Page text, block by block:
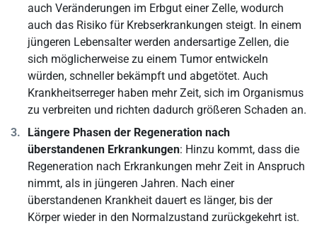
auch Veränderungen im Erbgut einer Zelle, wodurch
auch das Risiko für Krebserkrankungen steigt. In einem
jüngeren Lebensalter werden andersartige Zellen, die
sich möglicherweise zu einem Tumor entwickeln
würden, schneller bekämpft und abgetötet. Auch
Krankheitserreger haben mehr Zeit, sich im Organismus
zu verbreiten und richten dadurch größeren Schaden an.
Längere Phasen der Regeneration nach
überstandenen Erkrankungen: Hinzu kommt, dass die
Regeneration nach Erkrankungen mehr Zeit in Anspruch
nimmt, als in jüngeren Jahren. Nach einer
überstandenen Krankheit dauert es länger, bis der
Körper wieder in den Normalzustand zurückgekehrt ist.